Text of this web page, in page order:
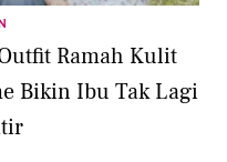
Ramah Kulit
Bikin Ibu Tak Lagi